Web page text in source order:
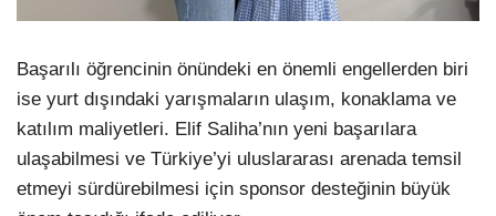
Başarılı öğrencinin önündeki en önemli engellerden biri
ise yurt dışındaki yarışmaların ulaşım, konaklama ve
katılım maliyetleri. Elif Saliha’nın yeni başarılara
ulaşabilmesi ve Türkiye’yi uluslararası arenada temsil
etmeyi sürdürebilmesi için sponsor desteğinin büyük